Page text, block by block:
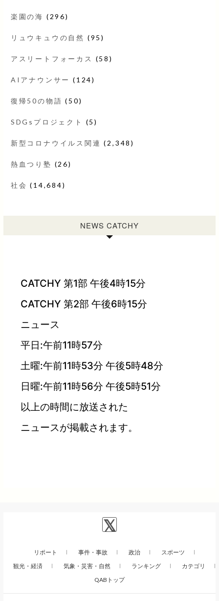
楽園の海 (296)
リュウキュウの自然 (95)
アスリートフォーカス (58)
AIアナウンサー (124)
復帰50の物語 (50)
SDGsプロジェクト (5)
新型コロナウイルス関連 (2,348)
熱血つり塾 (26)
社会 (14,684)
NEWS CATCHY
CATCHY 第1部 午後4時15分
CATCHY 第2部 午後6時15分
ニュース
平日:午前11時57分
土曜:午前11時53分 午後5時48分
日曜:午前11時56分 午後5時51分
以上の時間に放送された
ニュースが掲載されます。
リポート 事件・事故 政治
スポーツ
観光・経済
気象・災害・自然 ランキング
カテゴリ
QABトップ